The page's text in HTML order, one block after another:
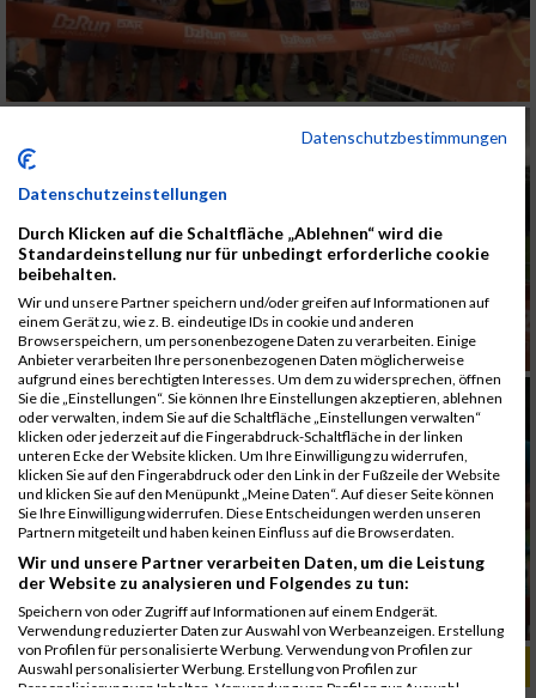
ALBUM B2RUN MÜNCHEN, B2RUN / 16.07.2019
Datenschutzbestimmungen
Datenschutzeinstellungen
Durch Klicken auf die Schaltfläche „Ablehnen“ wird die
Standardeinstellung nur für unbedingt erforderliche cookie
beibehalten.
Wir und unsere Partner speichern und/oder greifen auf Informationen auf
einem Gerät zu, wie z. B. eindeutige IDs in cookie und anderen
Browserspeichern, um personenbezogene Daten zu verarbeiten. Einige
Anbieter verarbeiten Ihre personenbezogenen Daten möglicherweise
aufgrund eines berechtigten Interesses. Um dem zu widersprechen, öffnen
Sie die „Einstellungen“. Sie können Ihre Einstellungen akzeptieren, ablehnen
oder verwalten, indem Sie auf die Schaltfläche „Einstellungen verwalten“
klicken oder jederzeit auf die Fingerabdruck-Schaltfläche in der linken
unteren Ecke der Website klicken. Um Ihre Einwilligung zu widerrufen,
klicken Sie auf den Fingerabdruck oder den Link in der Fußzeile der Website
und klicken Sie auf den Menüpunkt „Meine Daten“. Auf dieser Seite können
Sie Ihre Einwilligung widerrufen. Diese Entscheidungen werden unseren
Partnern mitgeteilt und haben keinen Einfluss auf die Browserdaten.
Wir und unsere Partner verarbeiten Daten, um die Leistung
der Website zu analysieren und Folgendes zu tun:
Speichern von oder Zugriff auf Informationen auf einem Endgerät.
Verwendung reduzierter Daten zur Auswahl von Werbeanzeigen. Erstellung
von Profilen für personalisierte Werbung. Verwendung von Profilen zur
Auswahl personalisierter Werbung. Erstellung von Profilen zur
Personalisierung von Inhalten. Verwendung von Profilen zur Auswahl